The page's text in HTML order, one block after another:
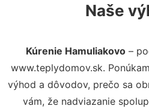
Naše
Kúrenie Hamuliakovo –
www.teplydomov.sk.
výhod a dôvodov, prečo sa
vám, že nadviazanie